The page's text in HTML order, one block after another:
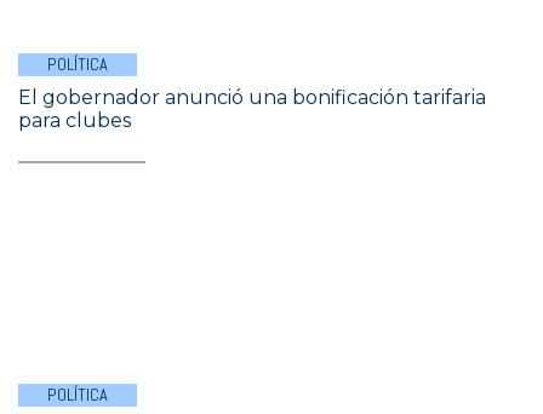
POLÍTICA
El gobernador anunció una bonificación tarifaria
para clubes
POLÍTICA